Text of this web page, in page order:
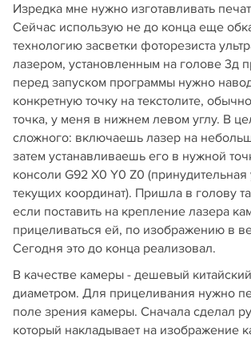
Изредка мне нужно изготавливать
Сейчас использую не до конца еще
технологию засветки фоторезиста
лазером, установленным на голове 3д
перед запуском программы нужно
конкретную точку на текстолите,
точка, у меня в нижнем левом углу. В
сложного: включаешь лазер на
затем устанавливаешь его в нужной
консоли G92 X0 Y0 Z0 (принудительная
текущих координат). Пришла в голову
если поставить на крепление лазера
прицеливаться ей, по изображению в
Сегодня это до конца реализовал.
В качестве камеры - дешевый
диаметром. Для прицеливания нужно
поле зрения камеры. Сначала сделал
который накладывает на изображение